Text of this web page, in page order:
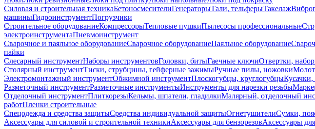
Силовая и строительная техникаБетоносмесителиГенераторыТали, тельферыТакелаж
машиныГидроинструментПогрузчики
Строительное оборудованиеКомпрессорыТепловые пушкиПылесосы профессиональные
электроинструментаПневмоинструмент
Сварочное и паяльное оборудованиеСварочное оборудованиеПаяльное оборудование
пайки
Слесарный инструментНаборы инструментовГоловки, битыГаечные ключиОтвертки,
Столярный инструментТиски, струбцины, гейферные зажимыРучные пилы, ножовки
Электромонтажный инструментОбжимной инструментПлоскогубцы, круглогубцыКусачки,
Разметочный инструментРазметочные инструментыИнструменты для нарезки резьбы
Отделочный инструментПлиткорезыКельмы, шпатели, гладилкиМалярный, отделочный
работПленки строительные
Спецодежда и средства защитыСредства индивидуальной защитыОгнетушителиСумки,
Аксессуары для силовой и строительной техникиАксессуары для бензорезовАксессуары